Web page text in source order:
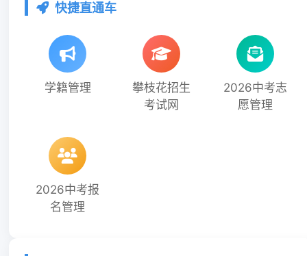
快捷直通车
学籍管理
攀枝花招生
考试网
2026中考志
愿管理
2026中考报
名管理